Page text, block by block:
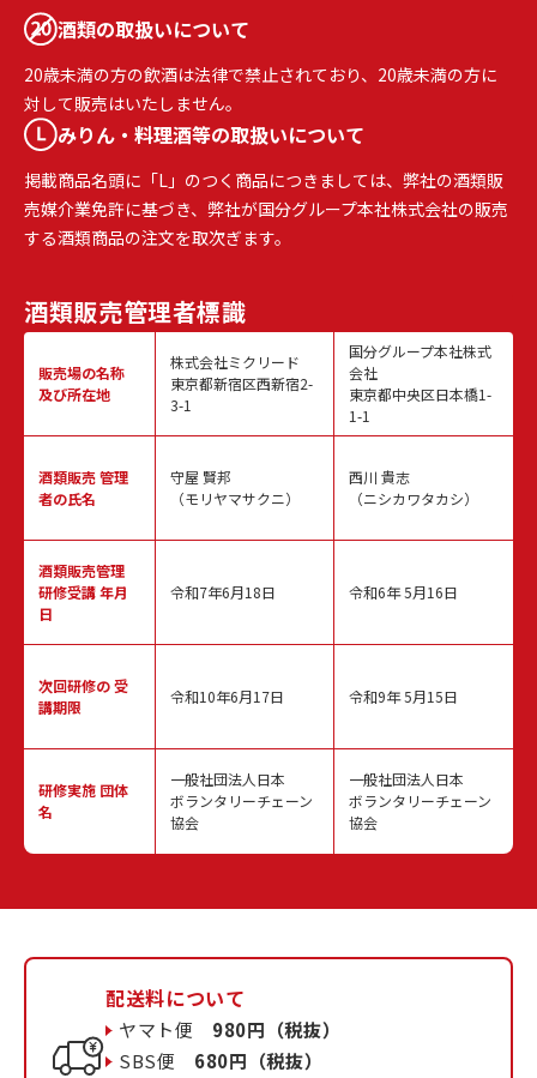
酒類の取扱いについて
20歳未満の方の飲酒は法律で禁止されており、20歳未満の方に
対して販売はいたしません。
みりん・料理酒等の取扱いについて
掲載商品名頭に「L」のつく商品につきましては、弊社の酒類販
売媒介業免許に基づき、弊社が国分グループ本社株式会社の販売
する酒類商品の注文を取次ぎます。
酒類販売管理者標識
販売場の名称
及び所在地
酒類販売管理
者の氏名
酒類販売管理
研修受講 年月
日
次回研修の受
講期限
研修実施 団体
名
株式会社ミクリード
東京都新宿区西新宿2-
3-1
守屋 賢邦
（モリヤマサクニ）
令和7年6月18日
令和10年6月17日
一般社団法人日本
ボランタリーチェーン
協会
国分グループ本社株式
会社
東京都中央区日本橋1-
1-1
西川 貴志
（ニシカワタカシ）
令和6年 5月16日
令和9年 5月15日
一般社団法人日本
ボランタリーチェーン
協会
配送料について
ヤマト便 980円（税抜）
SBS便 680円（税抜）